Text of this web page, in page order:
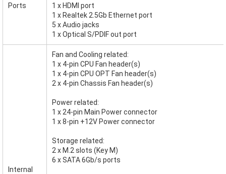
Ports
1 x HDMI port
1 x Realtek 2.5Gb Ethernet port
5 x Audio jacks
1 x Optical S/PDIF out port
Internal
Fan and Cooling related:
1 x 4-pin CPU Fan header(s)
1 x 4-pin CPU OPT Fan header(s)
2 x 4-pin Chassis Fan header(s)
Power related:
1 x 24-pin Main Power connector
1 x 8-pin +12V Power connector
Storage related:
2 x M.2 slots (Key M)
6 x SATA 6Gb/s ports